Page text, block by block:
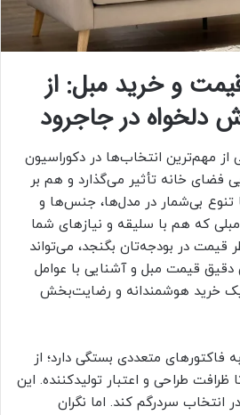
و خرید مبل: از
دلخواه در جاجرود
از مهم‌ترین انتخاب‌ها در دکوراسیون
فضای خانه تأثیر می‌گذارد و هم بر
تنوع بی‌شمار در مدل‌ها، جنس‌ها و
که هم با سلیقه و نیازهای شما
در بودجه‌تان بگنجد، می‌تواند
دقیق قیمت مبل و آشنایی با عوامل
یک خرید هوشمندانه و رضایت‌بخش
فاکتورهای متعددی بستگی دارد؛ از
طراحی و اعتبار تولیدکننده. این
انتخاب سردرگم کند. اما نگران